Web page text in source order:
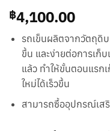
฿4,100.00
รถเข็นผลิตจากวัตถุดิ
ขึ้น และง่ายต่อการเก็บ
แล้ว ทำให้ขั้นตอนแรกเ
ใหม่ได้เร็วขึ้น
สามารถซื้ออุปกรณ์เส